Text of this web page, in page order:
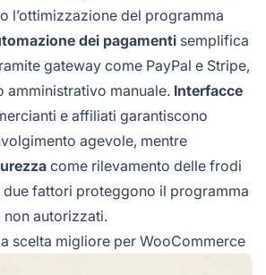
l’ottimizzazione del programma
dei pagamenti semplifica
gateway come PayPal e Stripe,
amministrativo manuale. Interfacce
e affiliati garantiscono
agevole, mentre
come rilevamento delle frodi
due fattori proteggono il programma
non autorizzati.
scelta migliore per WooCommerce